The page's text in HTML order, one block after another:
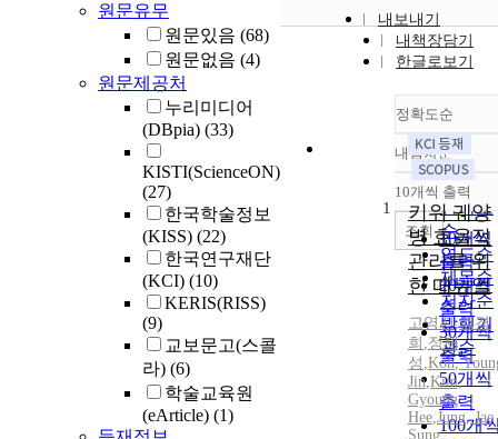
원문유무
원문있음 (68)
원문없음 (4)
원문제공처
누리미디어
(DBpia) (33)
KISTI(ScienceON)
(27)
한국학술정보
(KISS) (22)
한국연구재단
(KCI) (10)
KERIS(RISS)
(9)
교보문고(스콜
라) (6)
학술교육원
(eArticle) (1)
내보내기
내책장담기
한글로보기
정확도순
정확도
순
인기도
순
연도순
제목순
저자순
발행기
관순
내림차순
내림차
10개씩 출력
10개씩
출력
20개씩
출력
30개씩
출력
50개씩
출력
100개
조회
1
키위 궤양
병 효율적
관리를 위
한 매뉴얼
고영진,김경
희 ,정재
성 ,Koh,
Jin,Kim,
Gyoung
Hee,Jung, Jae
Sung